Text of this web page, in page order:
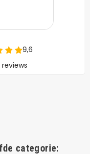
categorie: